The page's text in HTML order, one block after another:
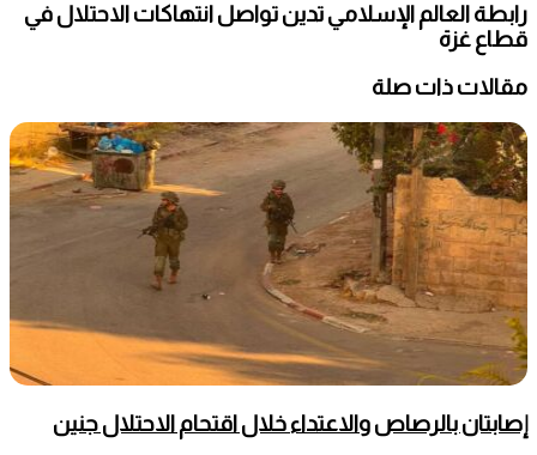
رابطة العالم الإسلامي تدين تواصل انتهاكات الاحتلال في
قطاع غزة
مقالات ذات صلة
إصابتان بالرصاص والاعتداء خلال اقتحام الاحتلال جنين